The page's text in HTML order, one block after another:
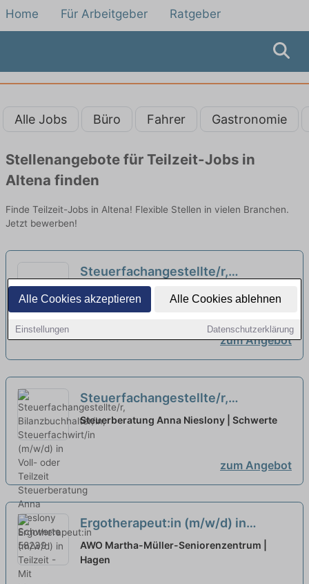
Alle Cookies akzeptieren Alle Cookies ablehnen
Einstellungen Datenschutzerklärung
Home Für Arbeitgeber Ratgeber
Alle Jobs Büro Fahrer Gastronomie
Stellenangebote für Teilzeit-Jobs in
Altena finden
Finde Teilzeit-Jobs in Altena! Flexible Stellen in vielen Branchen.
Jetzt bewerben!
Steuerfachangestellte/r,
Bilanzbuchhalter/in,
Steuerfachwirt/in (m/w/d) in Voll-
Steuerberatung Anna Nieslony | Hagen,
Westfalen
zum Angebot
Steuerfachangestellte/r,
Bilanzbuchhalter/in,
Steuerfachwirt/in (m/w/d) in Voll-
Steuerberatung Anna Nieslony | Schwerte
zum Angebot
Ergotherapeut:in (m/w/d) in
Teilzeit - Mit Menschen für
Menschen!
AWO Martha-Müller-Seniorenzentrum |
Hagen